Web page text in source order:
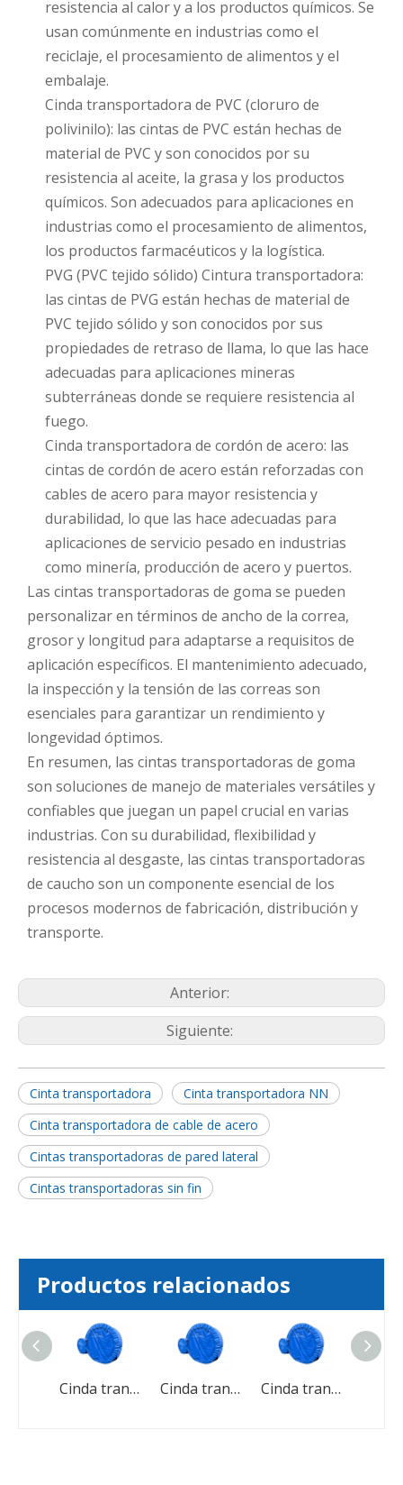
resistencia al calor y a los productos químicos. Se
usan comúnmente en industrias como el
reciclaje, el procesamiento de alimentos y el
embalaje.
Cinda transportadora de PVC (cloruro de
polivinilo): las cintas de PVC están hechas de
material de PVC y son conocidos por su
resistencia al aceite, la grasa y los productos
químicos. Son adecuados para aplicaciones en
industrias como el procesamiento de alimentos,
los productos farmacéuticos y la logística.
PVG (PVC tejido sólido) Cintura transportadora:
las cintas de PVG están hechas de material de
PVC tejido sólido y son conocidos por sus
propiedades de retraso de llama, lo que las hace
adecuadas para aplicaciones mineras
subterráneas donde se requiere resistencia al
fuego.
Cinda transportadora de cordón de acero: las
cintas de cordón de acero están reforzadas con
cables de acero para mayor resistencia y
durabilidad, lo que las hace adecuadas para
aplicaciones de servicio pesado en industrias
como minería, producción de acero y puertos.
Las cintas transportadoras de goma se pueden
personalizar en términos de ancho de la correa,
grosor y longitud para adaptarse a requisitos de
aplicación específicos. El mantenimiento adecuado,
la inspección y la tensión de las correas son
esenciales para garantizar un rendimiento y
longevidad óptimos.
En resumen, las cintas transportadoras de goma
son soluciones de manejo de materiales versátiles y
confiables que juegan un papel crucial en varias
industrias. Con su durabilidad, flexibilidad y
resistencia al desgaste, las cintas transportadoras
de caucho son un componente esencial de los
procesos modernos de fabricación, distribución y
transporte.
Anterior:
Siguiente:
Cinta transportadora
Cinta transportadora NN
Cinta transportadora de cable de acero
Cintas transportadoras de pared lateral
Cintas transportadoras sin fin
Productos relacionados
Cinda transportadora resistente al calor de tamaño de poliéster de goma EP Cinda transportadora resistente al calor de tamaño de poliéster de goma EP Cinda transportadora resistente al calor de tamaño de poliéster de goma EP